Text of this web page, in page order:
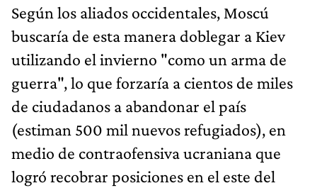
Según los aliados occidentales, Moscú
buscaría de esta manera doblegar a Kiev
utilizando el invierno "como un arma de
guerra", lo que forzaría a cientos de miles
de ciudadanos a abandonar el país
(estiman 500 mil nuevos refugiados), en
medio de contraofensiva ucraniana que
logró recobrar posiciones en el este del